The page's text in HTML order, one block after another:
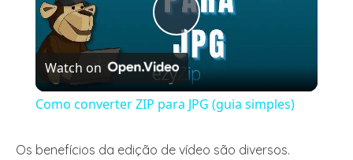
Play
Video
Watch on
Como converter ZIP para JPG (guia simples)
Os benefícios da edição de vídeo são diversos.